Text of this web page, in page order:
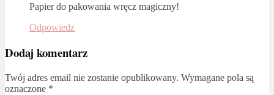
Papier do pakowania wręcz magiczny!
Odpowiedz
Dodaj komentarz
Twój adres email nie zostanie opublikowany. Wymagane pola są
oznaczone *